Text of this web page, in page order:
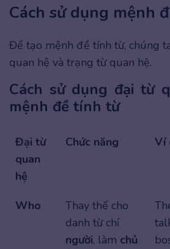
Cách sử dụng mệnh
Để tạo mệnh đề tính từ, chúng
quan hệ và trạng từ quan hệ.
Cách sử dụng đại từ
mệnh đề tính từ
Đại từ
quan
hệ
Chức năng Ví
Who
Thay thế cho
danh từ chỉ
người, làm chủ